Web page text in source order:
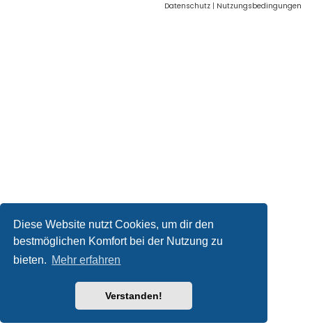
Diese Website nutzt Cookies, um dir den
bestmöglichen Komfort bei der Nutzung zu
bieten. Mehr erfahren
Verstanden!
Datenschutz | Nutzungsbedingungen